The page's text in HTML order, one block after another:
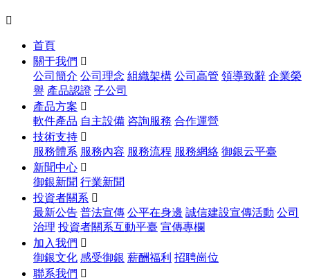

首頁
關于我們 
公司簡介 公司理念 組織架構 公司高管 領導致辭 企業榮
譽 產品認證 子公司
產品方案 
軟件產品 自主設備 咨詢服務 合作運營
技術支持 
服務體系 服務內容 服務流程 服務網絡 御銀云平臺
新聞中心 
御銀新聞 行業新聞
投資者關系 
最新公告 普法宣傳 公平在身邊 誠信建設宣傳活動 公司
治理 投資者關系互動平臺 宣傳專欄
加入我們 
御銀文化 感受御銀 薪酬福利 招聘崗位
聯系我們 